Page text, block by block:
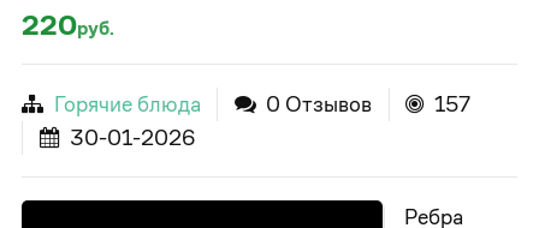
220руб.
Горячие блюда 0 Отзывов
157
30-01-2026
Ребра